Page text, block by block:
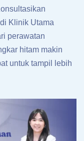
Klinik Utama
perawatan
hitam makin
untuk tampil lebih